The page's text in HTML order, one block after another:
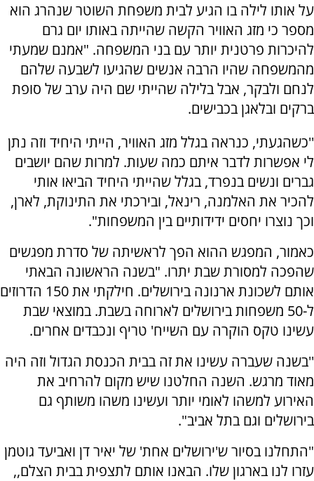
על אותו לילה בו הגיע לבית משפחת השוטר שנהרג הוא
מספר כי מזג האוויר הקשה שהייתה באותו יום גרם
להיכרות פרטנית יותר עם בני המשפחה. "אמנם שמעתי
מהמשפחה שהיו הרבה אנשים שהגיעו לשבעה שלהם
לנחם ולבקר, אבל בלילה שהייתי שם היה ערב של סופת
ברקים ובלאגן בכבישים.
''כשהגעתי, כנראה בגלל מזג האוויר, הייתי היחיד וזה נתן
לי אפשרות לדבר איתם כמה שעות. למרות שהם יושבים
גברים ונשים בנפרד, בגלל שהייתי היחיד הביאו אותי
להכיר את האלמנה, רינאל, ובירכתי את התינוקת, לארן,
וכך נוצרו יחסים ידידותיים בין המשפחות".
כאמור, המפגש ההוא הפך לראשיתה של סדרת מפגשים
שהפכה למסורת שבת יתרו. "בשנה הראשונה הבאתי
אותם לשכונת ארנונה בירושלים. חילקתי את 150 הדרוזים
ל-50 משפחות בירושלים לארוחה בשבת. במוצאי שבת
עשינו טקס הוקרה עם השייח' טריף ונכבדים אחרים.
''בשנה שעברה עשינו את זה בבית הכנסת הגדול וזה היה
מאוד מרגש. השנה החלטנו שיש מקום להרחיב את
האירוע למשהו לאומי יותר ועשינו משהו משותף גם
בירושלים וגם בתל אביב".
"התחלנו בסיור ש'ירושלים אחת' של יאיר דן ואביעד גוטמן
עזרו לנו בארגון שלו. הבאנו אותם לתצפית בבית הצלם,,